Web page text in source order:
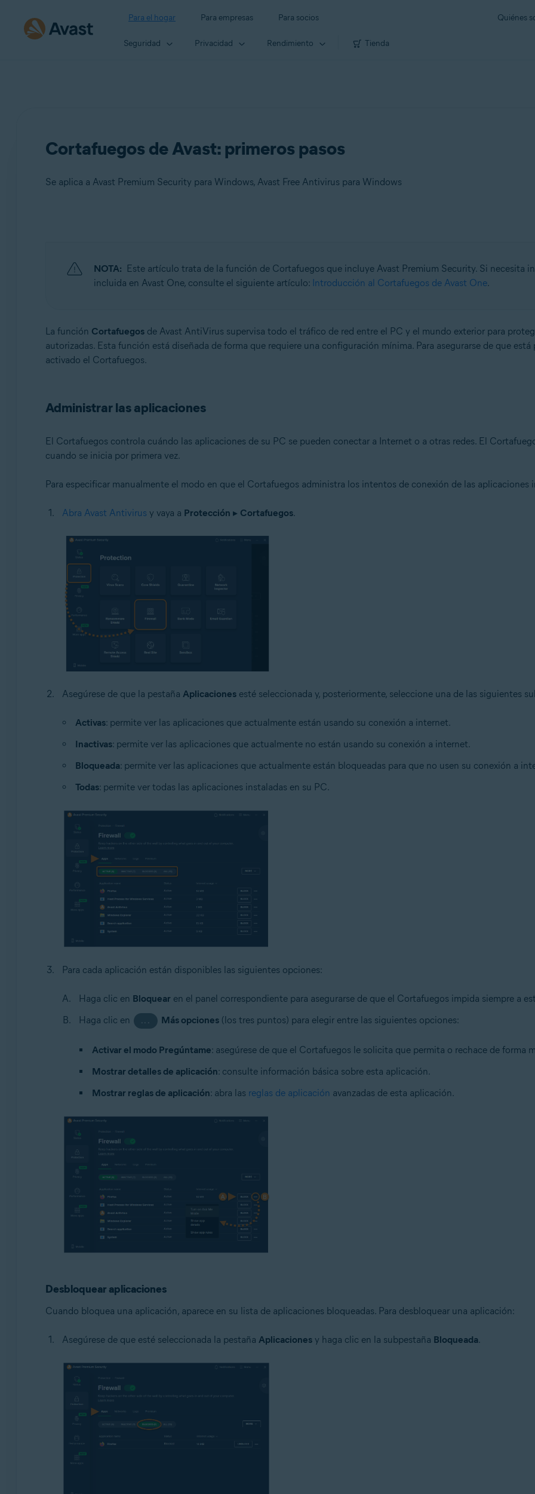
Para el hogar Para empresas Para socios Quiénes
Seguridad Privacidad Rendimiento Tienda
Cortafuegos de Avast: primeros pasos
Se aplica a Avast Premium Security para Windows, Avast Free Antivirus para Windows
Avast Free Antivirus 24.x para Windows
Microsoft Windows 8.1/Pro/Enterprise - 32 o 64 bits
Microsoft Windows 8/Pro/Enterprise - 32 o 64 bits
Microsoft Windows 7 Home Basic/Home Premium/Professional/Enterprise/Ultimate - Service Pack 1 con Convenient Rollup
NOTA: Este artículo trata de la función de Cortafuegos que incluye Avast Premium Security. Si necesita
incluida en Avast One, consulte el siguiente artículo: Introducción al Cortafuegos de Avast One.
La función Cortafuegosde Avast AntiVirus supervisa todo el tráfico de red entre el PC y el mundo exterior para
autorizadas. Esta función está diseñada de forma que requiere una configuración mínima. Para asegurarse de que
activado el Cortafuegos.
Administrar las aplicaciones
El Cortafuegos controla cuándo las aplicaciones de su PC se pueden conectar a Internet o a otras redes. El
cuando se inicia por primera vez.
Para especificar manualmente el modo en que el Cortafuegos administra los intentos de conexión de las aplicaciones
Abra Avast Antivirus y vaya a Protección ▸ Cortafuegos.
Asegúrese de que la pestaña Aplicacionesesté seleccionada y, posteriormente, seleccione una de las siguientes
Activas: permite ver las aplicaciones que actualmente están usando su conexión a internet.
Inactivas: permite ver las aplicaciones que actualmente no están usando su conexión a internet.
Bloqueada: permite ver las aplicaciones que actualmente están bloqueadas para que no usen su conexión a
Todas: permite ver todas las aplicaciones instaladas en su PC.
Para cada aplicación están disponibles las siguientes opciones:
Haga clic en Bloquear en el panel correspondiente para asegurarse de que el Cortafuegos impida siempre a
Haga clic en
... Más opciones (los tres puntos) para elegir entre las siguientes opciones:
Activar el modo Pregúntame: asegúrese de que el Cortafuegos le solicita que permita o rechace de forma
Mostrar detalles de aplicación: consulte información básica sobre esta aplicación.
Mostrar reglas de aplicación: abra las reglas de aplicación avanzadas de esta aplicación.
Desbloquear aplicaciones
Cuando bloquea una aplicación, aparece en su lista de aplicaciones bloqueadas. Para desbloquear una aplicación:
Asegúrese de que esté seleccionada la pestaña Aplicacionesy haga clic en la subpestaña Bloqueada.